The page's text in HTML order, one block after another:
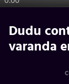
Dudu
varanda